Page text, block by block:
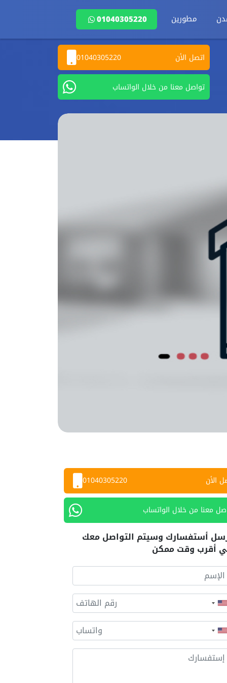
مطورين 01040305220
اتصل الأن 01040305220
تواصل معنا من خلال الواتساب
الأن 01040305220
معنا من خلال الواتساب
أستفسارك وسيتم التواصل معك
أقرب وقت ممكن